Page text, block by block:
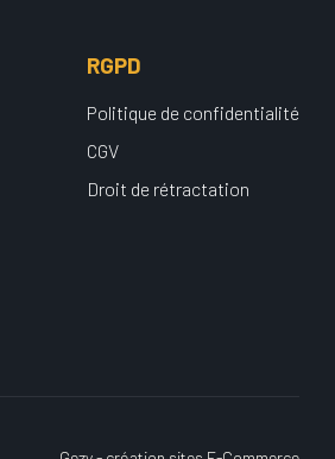
RGPD
Politique de confidentialité
CGV
Droit de rétractation